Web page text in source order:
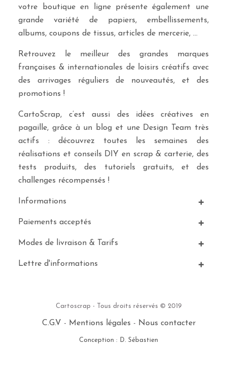
votre boutique en ligne présente également une
grande variété de papiers, embellissements,
albums, coupons de tissus, articles de mercerie, …
Retrouvez le meilleur des grandes marques
françaises & internationales de loisirs créatifs avec
des arrivages réguliers de nouveautés, et des
promotions !
CartoScrap, c’est aussi des idées créatives en
pagaille, grâce à un blog et une Design Team très
actifs : découvrez toutes les semaines des
réalisations et conseils DIY en scrap & carterie, des
tests produits, des tutoriels gratuits, et des
challenges récompensés !
Informations
Paiements acceptés
Modes de livraison & Tarifs
Lettre d'informations
Cartoscrap - Tous droits réservés © 2019
C.G.V - Mentions légales - Nous contacter
Conception : D. Sébastien